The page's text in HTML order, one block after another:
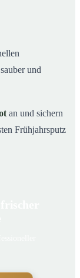
und
an und sichern
Frühjahrsputz